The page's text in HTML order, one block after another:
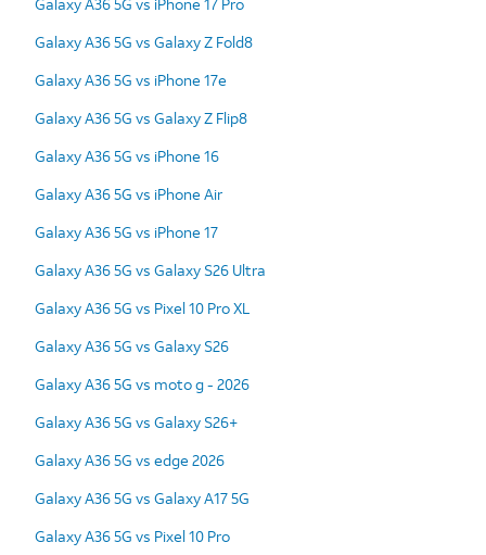
Galaxy A36 5G vs Galaxy Z Fold8
Galaxy A36 5G vs iPhone 17e
Galaxy A36 5G vs Galaxy Z Flip8
Galaxy A36 5G vs iPhone 16
Galaxy A36 5G vs iPhone Air
Galaxy A36 5G vs iPhone 17
Galaxy A36 5G vs Galaxy S26 Ultra
Galaxy A36 5G vs Pixel 10 Pro XL
Galaxy A36 5G vs Galaxy S26
Galaxy A36 5G vs moto g - 2026
Galaxy A36 5G vs Galaxy S26+
Galaxy A36 5G vs edge 2026
Galaxy A36 5G vs Galaxy A17 5G
Galaxy A36 5G vs Pixel 10 Pro